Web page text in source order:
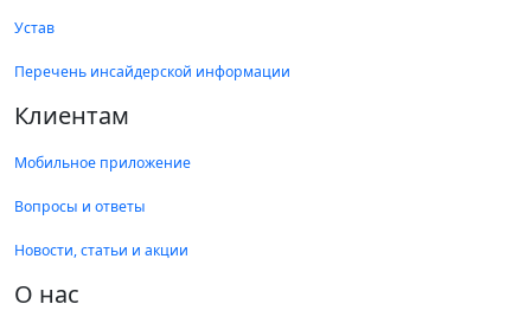
Устав
Перечень инсайдерской информации
Клиентам
Мобильное приложение
Вопросы и ответы
Новости, статьи и акции
О нас